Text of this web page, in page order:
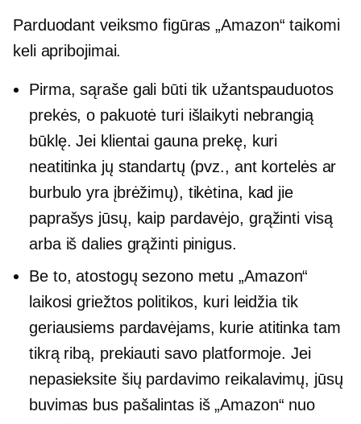
Parduodant veiksmo figūras „Amazon“ taikomi
keli apribojimai.
Pirma, sąraše gali būti tik užantspauduotos
prekės, o pakuotė turi išlaikyti nebrangią
būklę. Jei klientai gauna prekę, kuri
neatitinka jų standartų (pvz., ant kortelės ar
burbulo yra įbrėžimų), tikėtina, kad jie
paprašys jūsų, kaip pardavėjo, grąžinti visą
arba iš dalies grąžinti pinigus.
Be to, atostogų sezono metu „Amazon“
laikosi griežtos politikos, kuri leidžia tik
geriausiems pardavėjams, kurie atitinka tam
tikrą ribą, prekiauti savo platformoje. Jei
nepasieksite šių pardavimo reikalavimų, jūsų
buvimas bus pašalintas iš „Amazon“ nuo